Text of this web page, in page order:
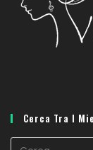
Cerca Tra I